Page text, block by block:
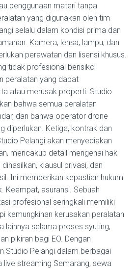
penggunaan materi tanpa
yang digunakan oleh tim
selalu dalam kondisi prima dan
Kamera, lensa, lampu, dan
perawatan dan lisensi khusus.
tidak profesional berisiko
peralatan yang dapat
atau merusak properti. Studio
bahwa semua peralatan
dan bahwa operator drone
diperlukan. Ketiga, kontrak dan
Pelangi akan menyediakan
mencakup detail mengenai hak
klausul privasi, dan
Ini memberikan kepastian hukum
Keempat, asuransi. Sebuah
profesional seringkali memiliki
kemungkinan kerusakan peralatan
lainnya selama proses syuting,
pikiran bagi EO. Dengan
Studio Pelangi dalam berbagai
live streaming Semarang, sewa